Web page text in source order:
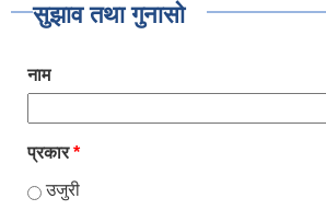
सुझाव तथा गुनासो
नाम
प्रकार*
उजुरी